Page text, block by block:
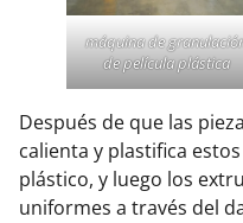
máquina de
de película plástica
Después de que las
calienta y plastifica
plástico, y luego los
uniformes a través del